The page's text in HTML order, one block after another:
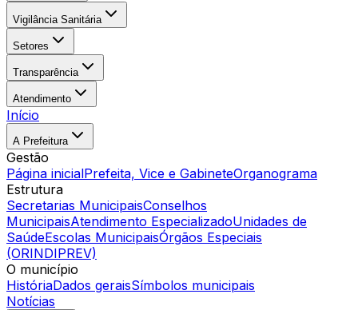
Vigilância Sanitária
Setores
Transparência
Atendimento
Início
A Prefeitura
Gestão
Página inicialPrefeita, Vice e GabineteOrganograma
Estrutura
Secretarias MunicipaisConselhos
MunicipaisAtendimento EspecializadoUnidades de
SaúdeEscolas MunicipaisÓrgãos Especiais
(ORINDIPREV)
O município
HistóriaDados geraisSímbolos municipais
Notícias